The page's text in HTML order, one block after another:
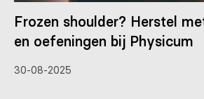
Frozen shoulder? Herstel
en oefeningen bij Physicum
30-08-2025